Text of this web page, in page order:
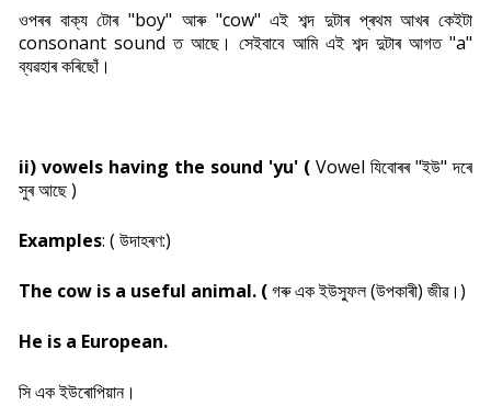
ওপৰৰ বাক্য টোৰ "boy" আৰু "cow" এই শব্দ দুটাৰ প্ৰথম আখৰ কেইটা
consonant sound ত আছে। সেইবাবে আমি এই শব্দ দুটাৰ আগত "a"
ব্যৱহাৰ কৰিছোঁ।
ii) vowels having the sound 'yu' ( Vowel যিবোৰৰ "ইউ" দৰে
সুৰ আছে )
Examples: (উদাহৰণ:)
The cow is a useful animal. (গৰু এক ইউস্ফুল (উপকাৰী) জীৱ।)
He is a European.
সি এক ইউৰোপিয়ান।